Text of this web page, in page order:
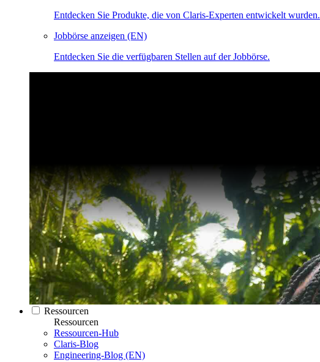
Entdecken Sie Produkte, die von Claris-Experten entwickelt wurden.
Jobbörse anzeigen (EN)
Entdecken Sie die verfügbaren Stellen auf der Jobbörse.
Ressourcen
Ressourcen
Ressourcen-Hub
Claris-Blog
Engineering-Blog (EN)